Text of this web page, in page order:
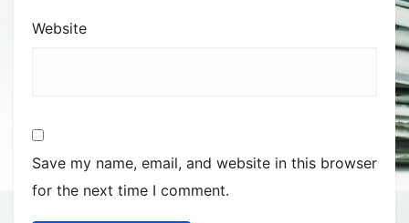
Website
Save my name, email, and website in this browser
for the next time I comment.